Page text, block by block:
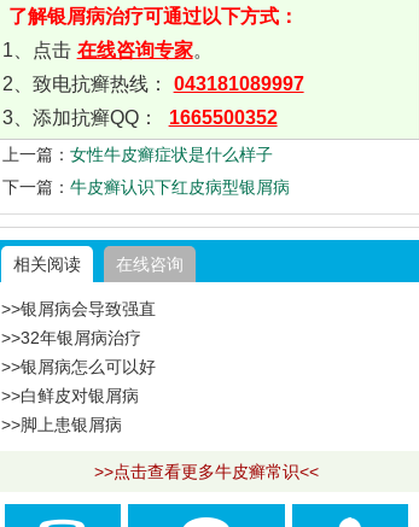
了解银屑病治疗可通过以下方式：
1、点击 在线咨询专家。
2、致电抗癣热线：
043181089997
3、添加抗癣QQ：
1665500352
上一篇： 女性牛皮癣症状是什么样子
下一篇： 牛皮癣认识下红皮病型银屑病
相关阅读 在线咨询
>>银屑病会导致强直
>>32年银屑病治疗
>>银屑病怎么可以好
>>白鲜皮对银屑病
>>脚上患银屑病
>>点击查看更多牛皮癣常识<<